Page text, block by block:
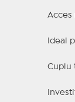
Acces
Ideal
Cuplu